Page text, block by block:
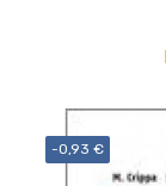
-0,93 €